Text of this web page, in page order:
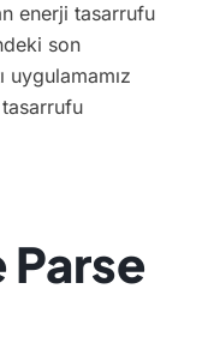
enerji tasarrufu
son
uygulamamız